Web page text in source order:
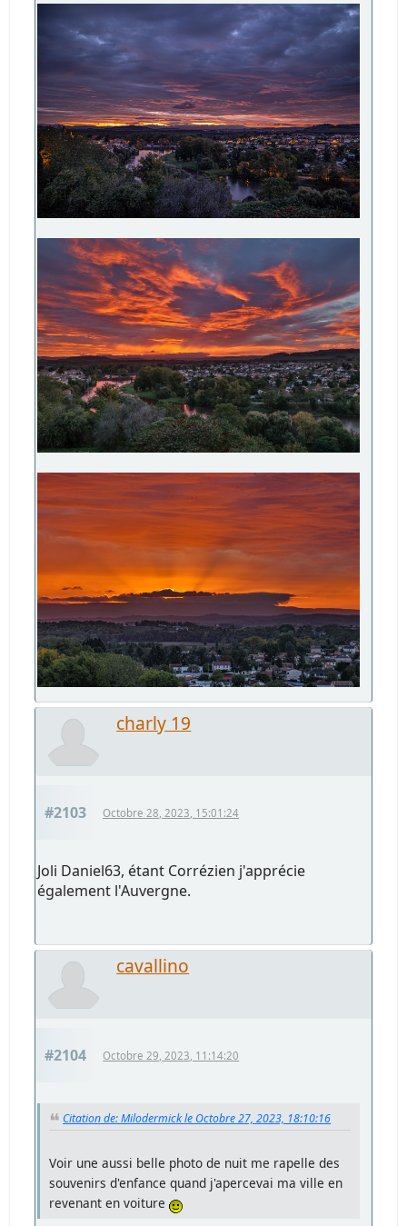
charly 19
#2103 Octobre 28, 2023, 15:01:24
Joli Daniel63, étant Corrézien j'apprécie
également l'Auvergne.
cavallino
#2104 Octobre 29, 2023, 11:14:20
Citation de: Milodermick le Octobre 27, 2023, 18:10:16
Voir une aussi belle photo de nuit me rapelle des
souvenirs d'enfance quand j'apercevai ma ville en
revenant en voiture